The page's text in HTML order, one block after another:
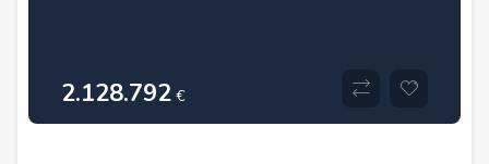
2.128.792 €